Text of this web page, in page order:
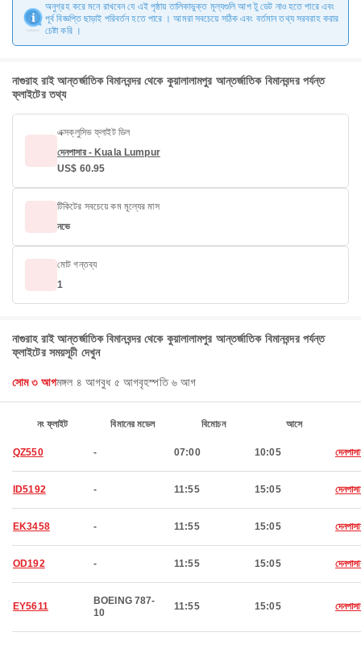
অনুগ্রহ করে মনে রাখবেন যে এই পৃষ্ঠায় তালিকাভুক্ত মূল্যগুলি আপ টু ডেট নাও হতে পারে এবং
পূর্ব বিজ্ঞপ্তি ছাড়াই পরিবর্তন হতে পারে । আমরা সবচেয়ে সঠিক এবং বর্তমান তথ্য সরবরাহ করার
চেষ্টা করি ।
নাগুরাহ রাই আন্তর্জাতিক বিমানবন্দর থেকে কুয়ালালামপুর আন্তর্জাতিক বিমানবন্দর পর্যন্ত
ফ্লাইটের তথ্য
এক্সক্লুসিভ ফ্লাইট ডিল
দেনপাসার - Kuala Lumpur
US$ 60.95
টিকিটের সবচেয়ে কম মূল্যের মাস
নভে
মোট গন্তব্য
1
নাগুরাহ রাই আন্তর্জাতিক বিমানবন্দর থেকে কুয়ালালামপুর আন্তর্জাতিক বিমানবন্দর পর্যন্ত
ফ্লাইটের সময়সূচী দেখুন
সোম ৩ আগমঙ্গল ৪ আগবুধ ৫ আগবৃহস্পতি ৬ আগ
নং ফ্লাইট বিমানের মডেল বিমোচন আসে
QZ550 - 07:00 10:05
ID5192 - 11:55 15:05
EK3458 - 11:55 15:05
OD192 - 11:55 15:05
EY5611
BOEING 787-
10
11:55 15:05